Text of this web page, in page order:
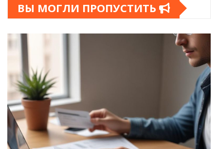
ВЫ МОГЛИ ПРОПУСТИТЬ